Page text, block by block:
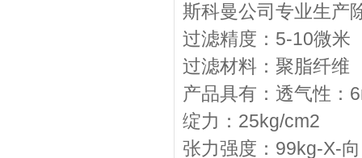
斯科曼公司专业生产
过滤精度：5-10微米
过滤材料：聚脂纤维
产品具有：透气性：
绽力：25kg/cm2
张力强度：99kg-X-